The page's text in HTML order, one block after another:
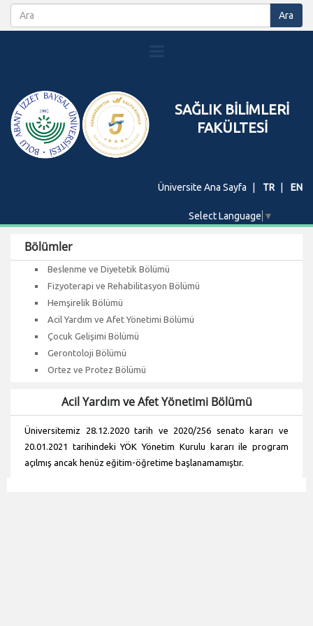
SAĞLIK BİLİMLERİ
FAKÜLTESİ
Üniversite Ana Sayfa TR EN
Select Language ▼
Bölümler
Beslenme ve Diyetetik Bölümü
Fizyoterapi ve Rehabilitasyon Bölümü
Hemşirelik Bölümü
Acil Yardım ve Afet Yönetimi Bölümü
Çocuk Gelişimi Bölümü
Gerontoloji Bölümü
Ortez ve Protez Bölümü
Acil Yardım ve Afet Yönetimi Bölümü
Üniversitemiz 28.12.2020 tarih ve 2020/256 senato kararı ve
20.01.2021 tarihindeki YÖK Yönetim Kurulu kararı ile program
açılmış ancak henüz eğitim-öğretime başlanamamıştır.